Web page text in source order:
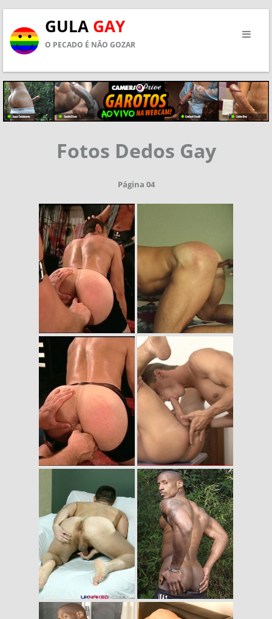
GULA GAY
O PECADO É NÃO GOZAR
Fotos Dedos Gay
Página 04